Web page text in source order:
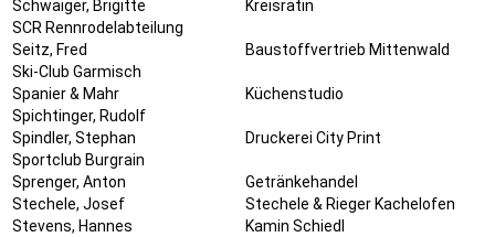
Schwaiger, Brigitte
Kreisrätin
SCR Rennrodelabteilung
Seitz, Fred
Baustoffvertrieb Mittenwald
Ski-Club Garmisch
Spanier & Mahr
Küchenstudio
Spichtinger, Rudolf
Spindler, Stephan
Druckerei City Print
Sportclub Burgrain
Sprenger, Anton
Getränkehandel
Stechele, Josef
Stechele & Rieger Kachelofen
Stevens, Hannes
Kamin Schiedl